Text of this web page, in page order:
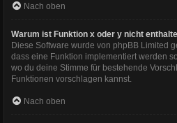
Nach oben
Warum ist Funktion x oder y nicht
Diese Software wurde von phpBB Limited
dass eine Funktion implementiert werden
wo du deine Stimme für bestehende
Funktionen vorschlagen kannst.
Nach oben